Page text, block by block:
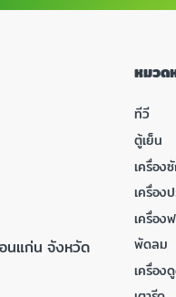
นแก่น จังหวัด
หมวด
ทีวี
ตู้เย็น
เครื่อง
เครื่อง
เครื่อง
พัดลม
เครื่อง